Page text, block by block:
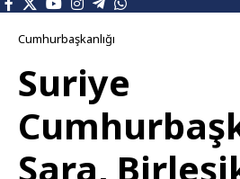
Cumhurbaşkanlığı
Suriye
Şara,